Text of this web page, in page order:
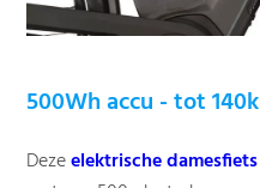
500Wh accu - tot
Dezeelektrische damesfiets